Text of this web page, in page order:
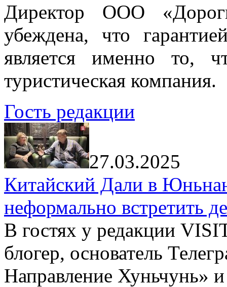
Директор ООО
убеждена, что
является именно то,
туристическая компания.
Гость редакции
27.03.2025
Китайский Дали в
неформально встретить
В гостях у редакции
блогер, основатель
Направление Хуньчунь»